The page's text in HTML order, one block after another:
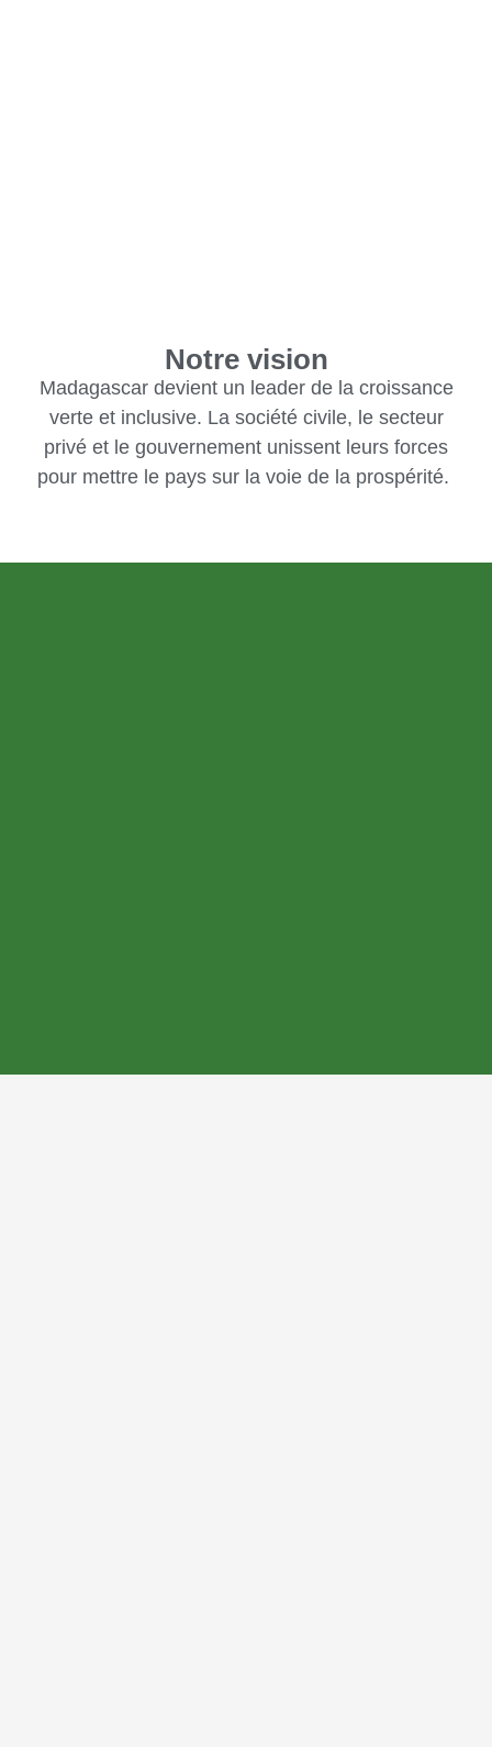
Notre vision
Madagascar devient un leader de la croissance
verte et inclusive. La société civile, le secteur
privé et le gouvernement unissent leurs forces
pour mettre le pays sur la voie de la prospérité.